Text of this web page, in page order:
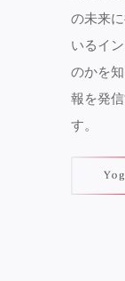
の未来
いるイ
のかを
報を発
す。